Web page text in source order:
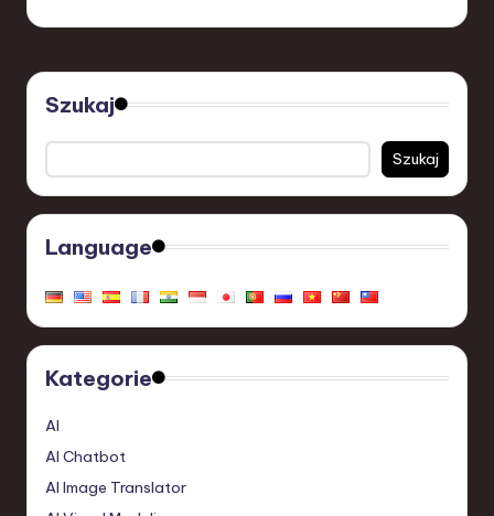
Szukaj
Szukaj
Language
Kategorie
AI
AI Chatbot
AI Image Translator